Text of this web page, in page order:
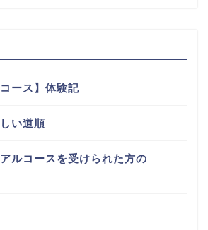
ース】体験記
い道順
ルコースを受けられた方の